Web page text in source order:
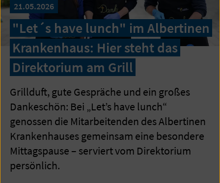
21.05.2026
"Let´s have lunch" im Albertinen
Krankenhaus: Hier steht das
Direktorium am Grill
Grillduft, gute Gespräche und ein großes
Dankeschön: Bei „Let’s have lunch“
genossen die Mitarbeitenden des Albertinen
Krankenhauses gemeinsam eine besondere
Mittagspause – serviert vom Direktorium
persönlich.